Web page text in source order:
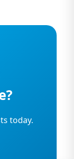
today.